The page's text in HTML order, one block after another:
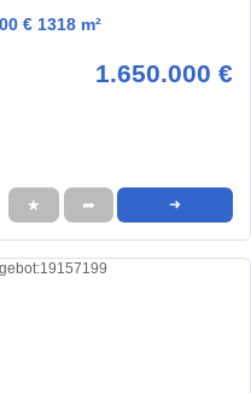
€ 1318 m²
1.650.000 €
★ ➦ ➜